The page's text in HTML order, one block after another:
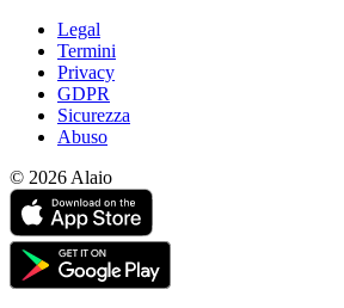
Legal
Termini
Privacy
GDPR
Sicurezza
Abuso
© 2026 Alaio